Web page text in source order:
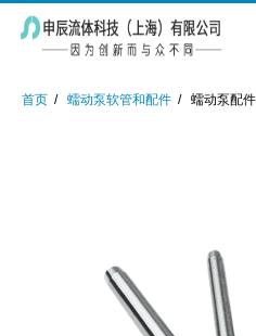
首页 蠕动泵软管和配件 蠕动泵配件